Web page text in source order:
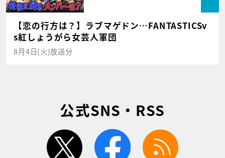
【恋の行方は？】ラブマゲドン…FANTASTICSv
s紅しょうがら女芸人軍団
8月4日(火)放送分
公式SNS・RSS
twitter facebook